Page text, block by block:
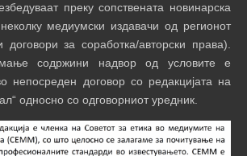
преку сопствената новинарска
медиумски издавачи од регионот
договори за соработка/авторски права).
содржини надвор од условите е
непосреден договор со редакцијата на
односно со одговорниот уредник.